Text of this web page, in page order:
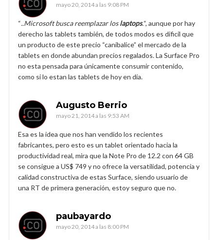
mayo 20, 2014 a las 9:08 PM
“..Microsoft busca reemplazar loslaptops.“, aunque por hay
derecho las tablets también, de todos modos es dificil que
un producto de este precio “canibalice” el mercado de la
tablets en donde abundan precios regalados. La Surface Pro
no esta pensada para únicamente consumir contenido,
como si lo estan las tablets de hoy en día.
Augusto Berrio
mayo 21, 2014 a las 9:53 AM
Esa es la idea que nos han vendido los recientes
fabricantes, pero esto es un tablet orientado hacia la
productividad real, mira que la Note Pro de 12.2 con 64 GB
se consigue a US$ 749 y no ofrece la versatilidad, potencia y
calidad constructiva de estas Surface, siendo usuario de
una RT de primera generación, estoy seguro que no.
paubayardo
mayo 20, 2014 a las 8:00 PM